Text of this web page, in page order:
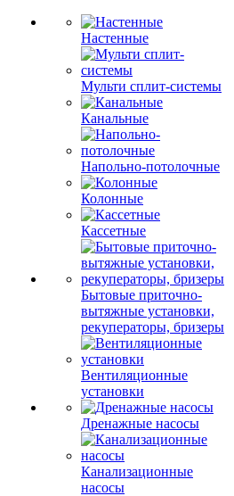
Настенные
Мульти сплит-системы
Канальные
Напольно-потолочные
Колонные
Кассетные
Бытовые приточно-
вытяжные установки,
рекуператоры, бризеры
Вентиляционные
установки
Дренажные насосы
Канализационные
насосы